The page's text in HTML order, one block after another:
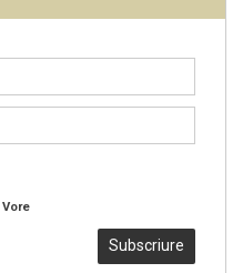
Vore
Subscriure